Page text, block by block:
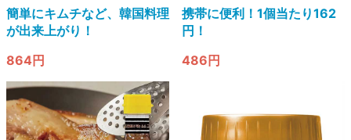
簡単にキムチなど、韓国料理
が出来上がり！
864円
携帯に便利！1個当たり162
円！
486円